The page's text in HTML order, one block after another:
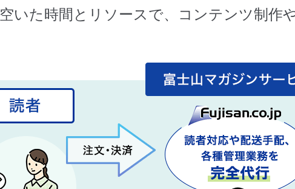
空いた時間とリソースで、コンテンツ制作